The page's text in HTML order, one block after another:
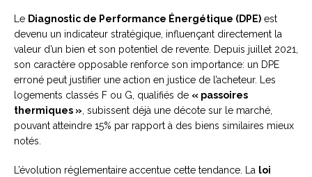
Le Diagnostic de Performance Énergétique (DPE) est
devenu un indicateur stratégique, influençant directement la
valeur d’un bien et son potentiel de revente. Depuis juillet 2021,
son caractère opposable renforce son importance: un DPE
erroné peut justifier une action en justice de l’acheteur. Les
logements classés F ou G, qualifiés de « passoires
thermiques », subissent déjà une décote sur le marché,
pouvant atteindre 15% par rapport à des biens similaires mieux
notés.
L’évolution réglementaire accentue cette tendance. La loi